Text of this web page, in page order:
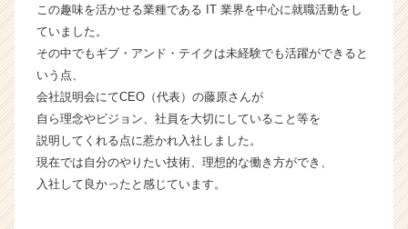
チ
キ
ア
（C
h
e
e
この趣味を活かせる業種である IT 業界を中心に就職活動をし
ていました。
その中でもギブ・アンド・テイクは未経験でも活躍ができると
いう点、
会社説明会にてCEO（代表）の藤原さんが
自ら理念やビジョン、社員を大切にしていること等を
説明してくれる点に惹かれ入社しました。
現在では自分のやりたい技術、理想的な働き方ができ、
入社して良かったと感じています。